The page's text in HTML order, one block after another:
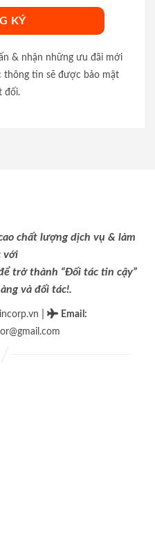
& nhận những ưu đãi mới
thông tin sẽ được bảo mật
đối.
chất lượng dịch vụ & làm
với
trở thành “Đối tác tin cậy”
và đối tác!.
Email :